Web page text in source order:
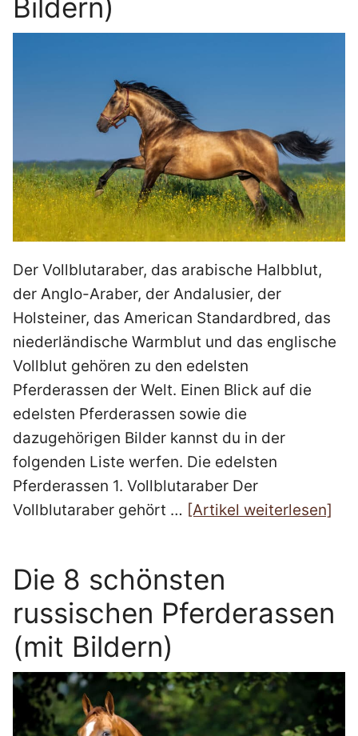
Bildern)
Der Vollblutaraber, das arabische Halbblut,
der Anglo-Araber, der Andalusier, der
Holsteiner, das American Standardbred, das
niederländische Warmblut und das englische
Vollblut gehören zu den edelsten
Pferderassen der Welt. Einen Blick auf die
edelsten Pferderassen sowie die
dazugehörigen Bilder kannst du in der
folgenden Liste werfen. Die edelsten
Pferderassen 1. Vollblutaraber Der
Vollblutaraber gehört … [Artikel weiterlesen]
Die 8 schönsten
russischen Pferderassen
(mit Bildern)